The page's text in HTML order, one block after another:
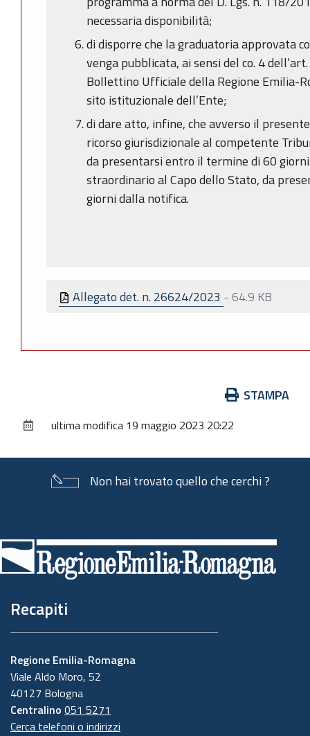
necessaria disponibilità;
di disporre che la graduatoria approvata
venga pubblicata, ai sensi del co. 4
Bollettino Ufficiale della Regione Emilia-
sito istituzionale dell’Ente;
di dare atto, infine, che avverso il
ricorso giurisdizionale al competente
da presentarsi entro il termine di 60
straordinario al Capo dello Stato, da
giorni dalla notifica.
Allegato det. n. 26624/2023 - 64.9 KB
documento
STAMPA
ultima modifica 19 maggio 2023 20:22
Non hai trovato quello che cerchi ?
di
pagina
Recapiti
Regione Emilia-Romagna
Viale Aldo Moro, 52
40127 Bologna
Centralino 051 5271
Cerca telefoni o indirizzi